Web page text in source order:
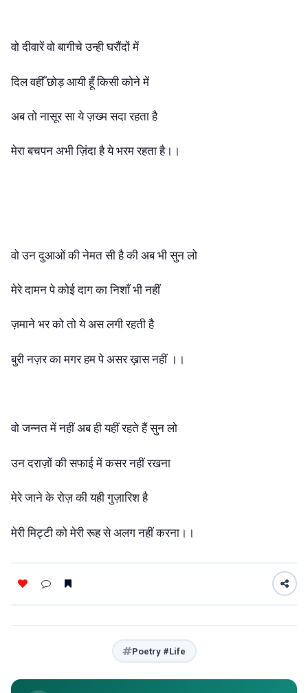
वो दीवारें वो बागीचे उन्ही घरौंदों में
दिल वहीँ छोड़ आयी हूँ किसी कोने में
अब तो नासूर सा ये ज़ख्म सदा रहता है
मेरा बचपन अभी ज़िंदा है ये भरम रहता है।।
वो उन दुआओं की नेमत सी है की अब भी सुन लो
मेरे दामन पे कोई दाग का निशाँ भी नहीं
ज़माने भर को तो ये अस लगी रहती है
बुरी नज़र का मगर हम पे असर ख़ास नहीं ।।
वो जन्नत में नहीं अब ही यहीं रहते हैं सुन लो
उन दराज़ों की सफाई में कसर नहीं रखना
मेरे जाने के रोज़ की यही गुज़ारिश है
मेरी मिट्टी को मेरी रूह से अलग नहीं करना।।
Poetry #Life